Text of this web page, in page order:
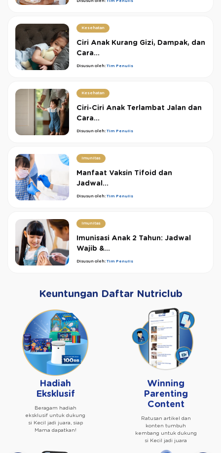
Disusun oleh: Tim Penulis
Kesehatan
Ciri Anak Kurang Gizi, Dampak, dan
Cara...
Disusun oleh: Tim Penulis
Kesehatan
Ciri-Ciri Anak Terlambat Jalan dan
Cara...
Disusun oleh: Tim Penulis
Imunitas
Manfaat Vaksin Tifoid dan
Jadwal...
Disusun oleh: Tim Penulis
Imunitas
Imunisasi Anak 2 Tahun: Jadwal
Wajib &...
Disusun oleh: Tim Penulis
Keuntungan Daftar Nutriclub
Hadiah
Eksklusif
Beragam hadiah
eksklusif untuk dukung
si Kecil jadi juara, siap
Mama dapatkan!
Winning
Parenting
Content
Ratusan artikel dan
konten tumbuh
kembang untuk dukung
si Kecil jadi juara